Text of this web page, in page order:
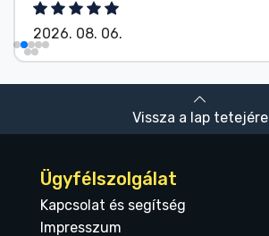
2026. 08. 06.
Vissza a lap tetejére
Ügyfélszolgálat
Kapcsolat és segítség
Impresszum